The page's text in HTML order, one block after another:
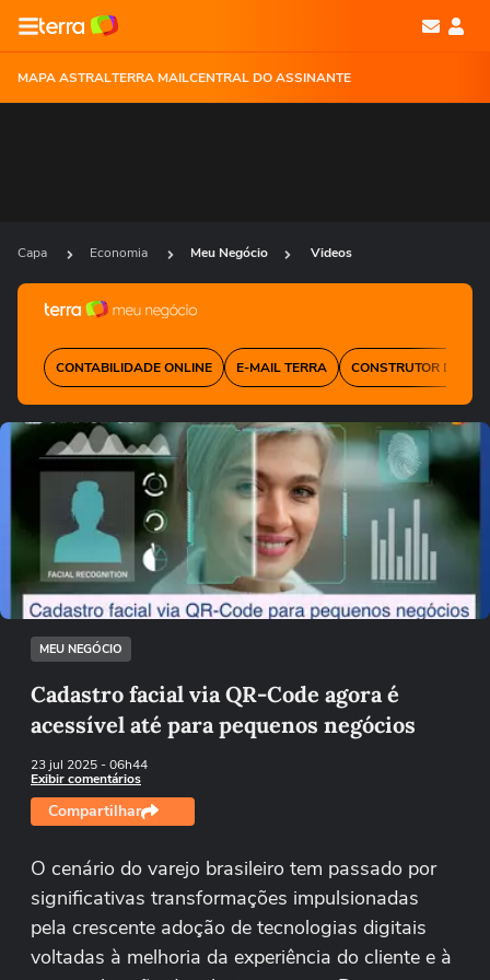
MAPA ASTRALTERRA MAILCENTRAL DO ASSINANTE
Capa Economia Meu Negócio Videos
CONTABILIDADE ONLINE E-MAIL TERRA CONSTRUTOR DE SITE
Ops!
Não foi possível reproduzir o vídeo
Tentar novamente
MEU NEGÓCIO
Cadastro facial via QR-Code agora é
acessível até para pequenos negócios
23 jul 2025- 06h44
Exibir comentários
Compartilhar
O cenário do varejo brasileiro tem passado por
significativas transformações impulsionadas
pela crescente adoção de tecnologias digitais
voltadas à melhoria da experiência do cliente e à